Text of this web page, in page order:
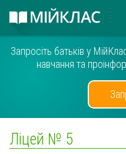
Запросіть батьків у
навчання та
Ліцей № 5